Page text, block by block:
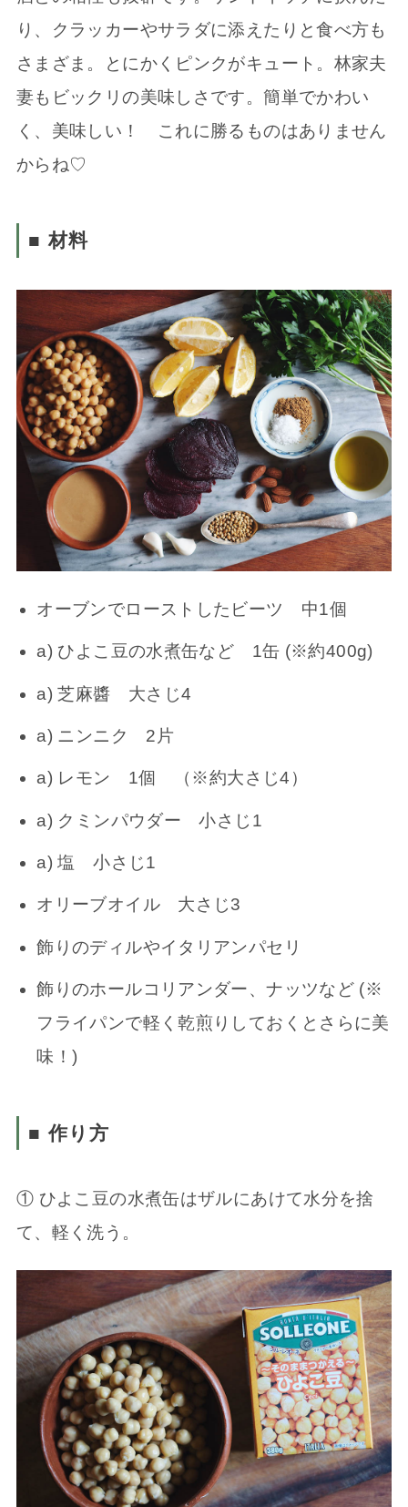
り、クラッカーやサラダに添えたりと食べ方も
さまざま。とにかくピンクがキュート。林家夫
妻もビックリの美味しさです。簡単でかわい
く、美味しい！ これに勝るものはありません
からね♡
■ 材料
オーブンでローストしたビーツ 中1個
a) ひよこ豆の水煮缶など 1缶 (※約400g)
a) 芝麻醬 大さじ4
a) ニンニク 2片
a) レモン 1個 （※約大さじ4）
a) クミンパウダー 小さじ1
a) 塩 小さじ1
オリーブオイル 大さじ3
飾りのディルやイタリアンパセリ
飾りのホールコリアンダー、ナッツなど (※
フライパンで軽く乾煎りしておくとさらに美
味！)
■ 作り方
① ひよこ豆の水煮缶はザルにあけて水分を捨
て、軽く洗う。